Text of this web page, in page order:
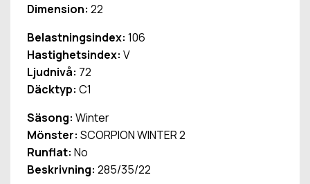
Dimension: 22
Belastningsindex: 106
Hastighetsindex: V
Ljudnivå: 72
Däcktyp: C1
Säsong: Winter
Mönster: SCORPION WINTER 2
Runflat: No
Beskrivning: 285/35/22